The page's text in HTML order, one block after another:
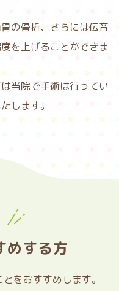
の骨折、さらには伝音
を上げることができま
当院で手術は行ってい
します。
めする方
をおすすめします。